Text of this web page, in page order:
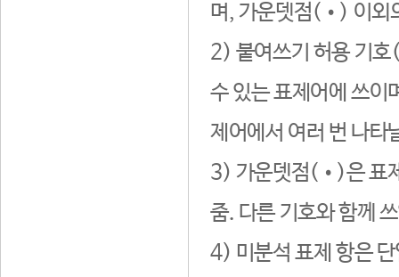
며, 가운뎃점(•) 이외
2) 붙여쓰기 허용 기호
수 있는 표제어에 쓰이
제어에서 여러 번 나타
3) 가운뎃점(•)은 표
줌. 다른 기호와 함께
4) 미분석 표제 항은